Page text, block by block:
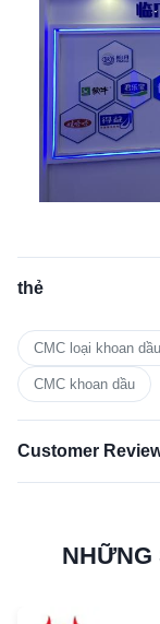
thẻ
CMC loại khoan dầu
CMC khoan dầu
Customer
NHỮNG